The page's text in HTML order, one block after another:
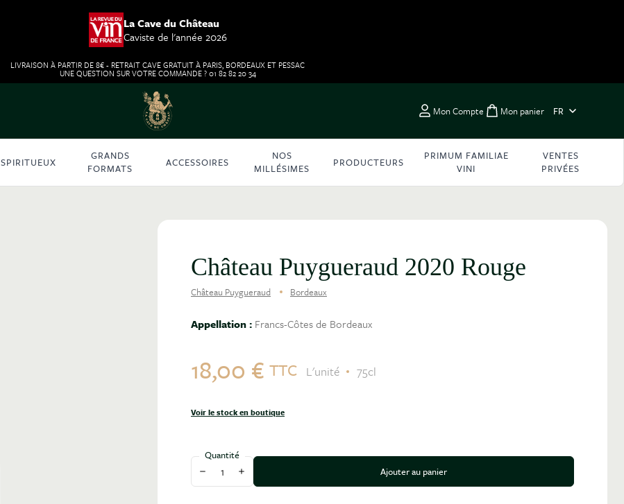
La Cave du Château
Caviste de l'année 2026
LIVRAISON À PARTIR DE 8€ - RETRAIT CAVE GRATUIT À PARIS, BORDEAUX ET PESSAC
UNE QUESTION SUR VOTRE COMMANDE ? 01 82 82 20 34
Mon Compte Toggle minicart,
Mon panier FR
SPIRITUEUX
GRANDS
FORMATS
ACCESSOIRES
NOS
MILLÉSIMES
PRODUCTEURS
PRIMUM FAMILIAE
VINI
VENTES
PRIVÉES
Château Puygueraud 2020 Rouge
Château Puygueraud Bordeaux
Appellation : Francs-Côtes de Bordeaux
18,00 € TTC L'unité 75cl
Voir le stock en boutique
Quantité
Diminuer la quantité
Augmenter la quantité Ajouter au panier